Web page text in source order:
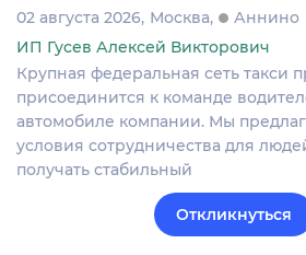
02 августа 2026 Москва
Аннино
ИП Гусев Алексей Викторович
Крупная федеральная сеть такси
присоединится к команде
автомобиле компании. Мы
условия сотрудничества для
получать стабильный
Откликнуться